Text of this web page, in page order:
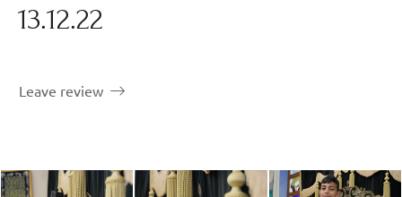
13.12.22
Leave review